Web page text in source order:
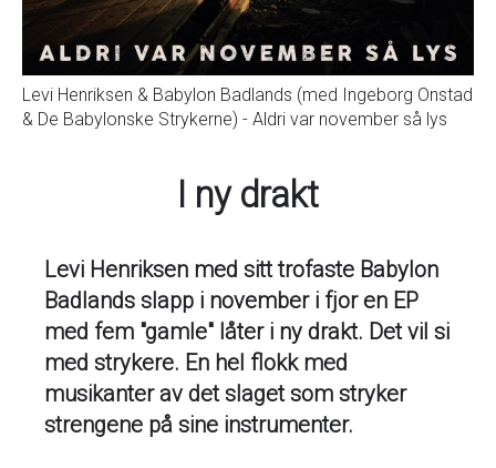
Levi Henriksen & Babylon Badlands (med Ingeborg Onstad
& De Babylonske Strykerne) - Aldri var november så lys
I ny drakt
Levi Henriksen med sitt trofaste Babylon
Badlands slapp i november i fjor en EP
med fem "gamle" låter i ny drakt. Det vil si
med strykere. En hel flokk med
musikanter av det slaget som stryker
strengene på sine instrumenter.